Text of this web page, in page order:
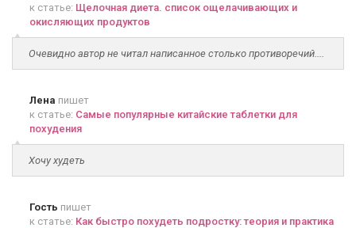
к статье: Щелочная диета. список ощелачивающих и
окисляющих продуктов
Очевидно автор не читал написанное столько противоречий....
Лена пишет
к статье: Самые популярные китайские таблетки для
похудения
Хочу худеть
Гость пишет
к статье: Как быстро похудеть подростку: теория и практика